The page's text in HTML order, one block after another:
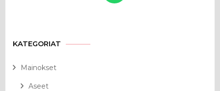
KATEGORIAT
Mainokset
Aseet